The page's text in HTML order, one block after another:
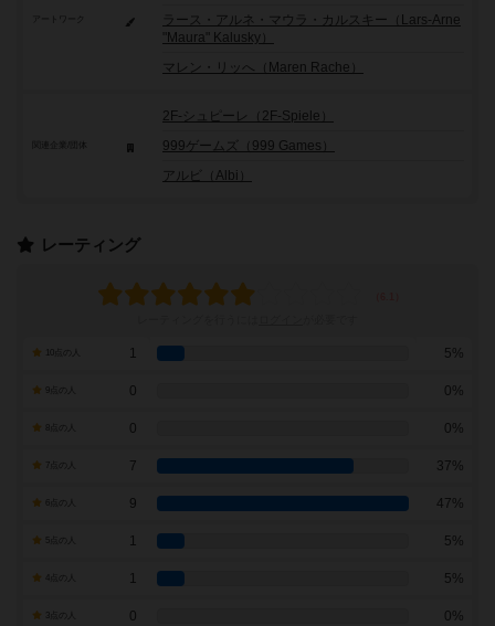
アートワーク
ラース・アルネ・マウラ・カルスキー（Lars-Arne
"Maura" Kalusky）
マレン・リッへ（Maren Rache）
2F-シュピーレ（2F-Spiele）
999ゲームズ（999 Games）
アルビ（Albi）
レーティング
1 5%
0 0%
0 0%
7点の人 7 37%
9 47%
1 5%
1 5%
0 0%